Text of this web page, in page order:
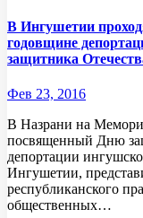
В Ингушетии
годовщине
защитника
Фев 23, 2016
В Назрани на
посвященный Дню
депортации
Ингушетии,
республиканского
общественных…